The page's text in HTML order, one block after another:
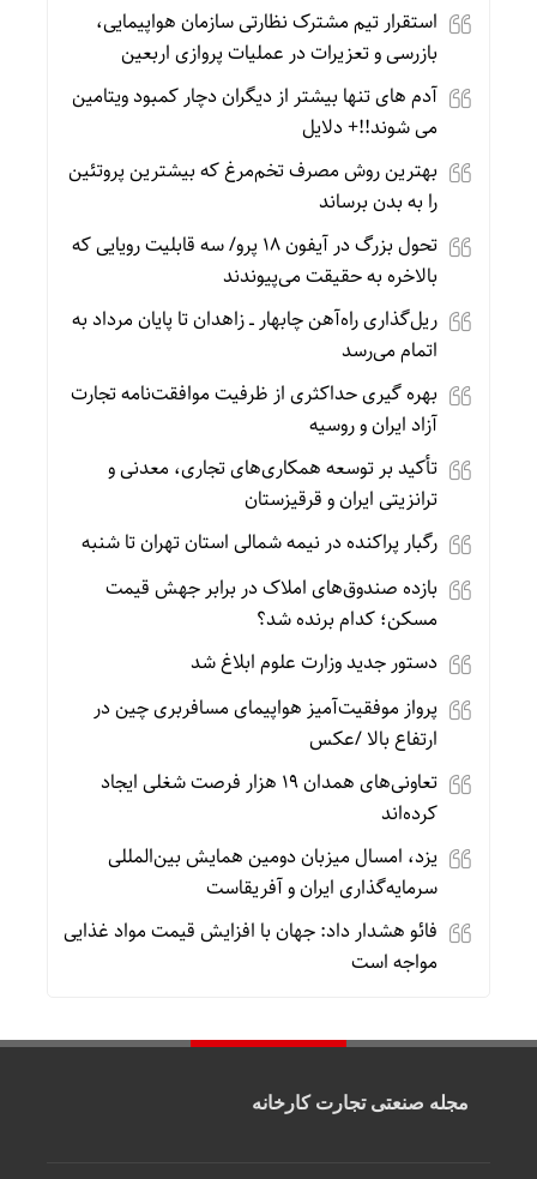
استقرار تیم مشترک نظارتی سازمان هواپیمایی،
بازرسی و تعزیرات در عملیات پروازی اربعین
آدم های تنها بیشتر از دیگران دچار کمبود ویتامین
می شوند!!+ دلایل
بهترین روش مصرف تخم‌مرغ که بیشترین پروتئین
را به بدن برساند
تحول بزرگ در آیفون ۱۸ پرو/ سه قابلیت رویایی که
بالاخره به حقیقت می‌پیوندند
ریل‌گذاری راه‌آهن چابهار ــ زاهدان تا پایان مرداد به
اتمام می‌رسد
بهره گیری حداکثری از ظرفیت موافقت‌نامه تجارت
آزاد ایران و روسیه
تأکید بر توسعه همکاری‌های تجاری، معدنی و
ترانزیتی ایران و قرقیزستان
رگبار پراکنده در نیمه شمالی استان تهران تا شنبه
بازده صندوق‌های املاک در برابر جهش قیمت
مسکن؛ کدام برنده شد؟
دستور جدید وزارت علوم ابلاغ شد
پرواز موفقیت‌آمیز هواپیمای مسافربری چین در
ارتفاع بالا /عکس
تعاونی‌های همدان ۱۹ هزار فرصت شغلی ایجاد
کرده‌اند
یزد، امسال میزبان دومین همایش بین‌المللی
سرمایه‌گذاری ایران و آفریقاست
فائو هشدار داد: جهان با افزایش قیمت مواد غذایی
مواجه است
مجله صنعتی تجارت کارخانه